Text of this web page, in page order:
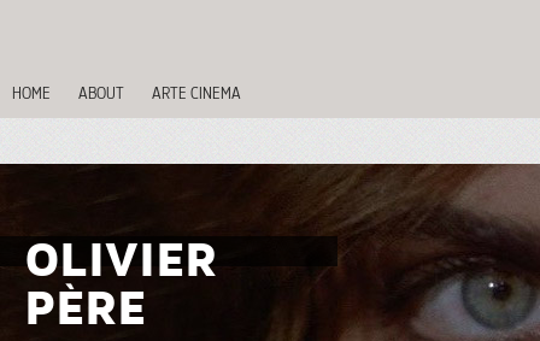
HOME ABOUT ARTE CINEMA
OLIVIER
PÈRE